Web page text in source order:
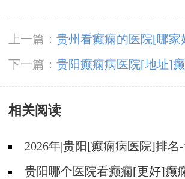
上一篇： 贵州看癫痫的医院[哪家
原因是什么?
下一篇： 贵阳癫痫病医院[地址]
吗?
相关阅读
2026年|贵阳[癫痫病医院]排名
期症状是什么?
贵阳哪个医院看癫痫[更好]癫